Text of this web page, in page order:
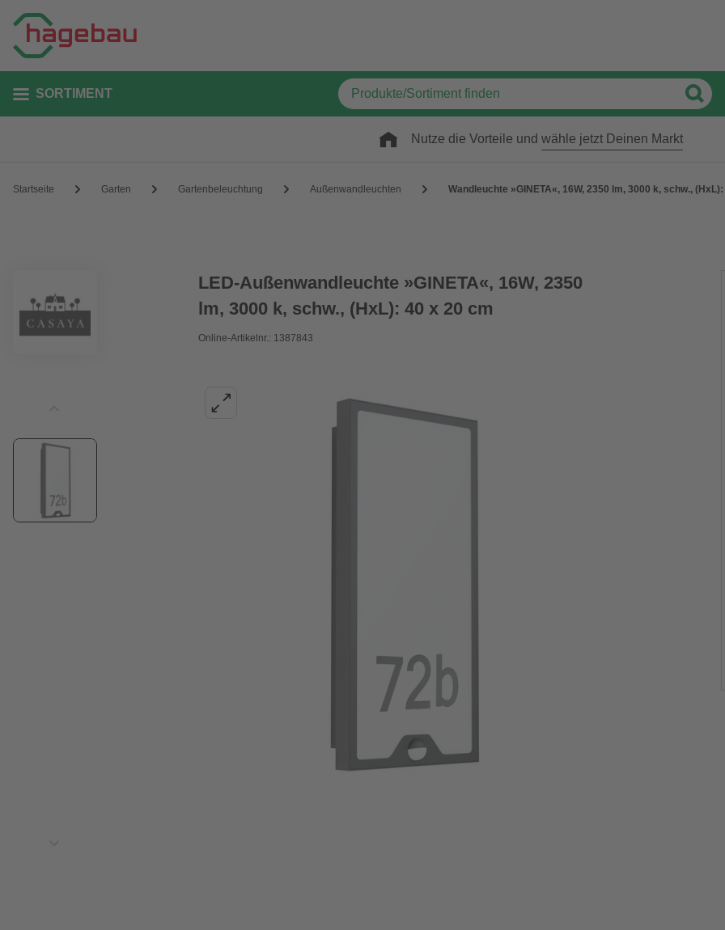
SORTIMENT
Nutze die Vorteile und wähle jetzt Deinen Markt
Startseite Garten Gartenbeleuchtung Außenwandleuchten Wandleuchte »GINETA«, 16W, 2350 lm, 3000 k, schw.,
LED-Außenwandleuchte »GINETA«, 16W, 2350
lm, 3000 k, schw., (HxL): 40 x 20 cm
Online-Artikelnr.: 1387843